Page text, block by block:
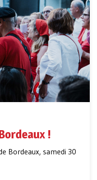
!
Bordeaux, samedi 30